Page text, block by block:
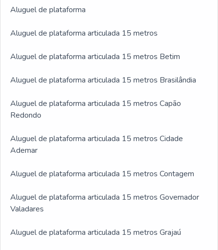
Aluguel de plataforma
Aluguel de plataforma articulada 15 metros
Aluguel de plataforma articulada 15 metros Betim
Aluguel de plataforma articulada 15 metros Brasilândia
Aluguel de plataforma articulada 15 metros Capão
Redondo
Aluguel de plataforma articulada 15 metros Cidade
Ademar
Aluguel de plataforma articulada 15 metros Contagem
Aluguel de plataforma articulada 15 metros Governador
Valadares
Aluguel de plataforma articulada 15 metros Grajaú